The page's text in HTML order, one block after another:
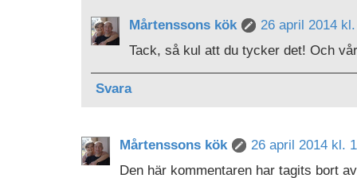
Mårtenssons kök
26 april 2014
Tack, så kul att du tycker det! Och
Svara
Mårtenssons kök
26 april 2014 kl.
Den här kommentaren har tagits bort